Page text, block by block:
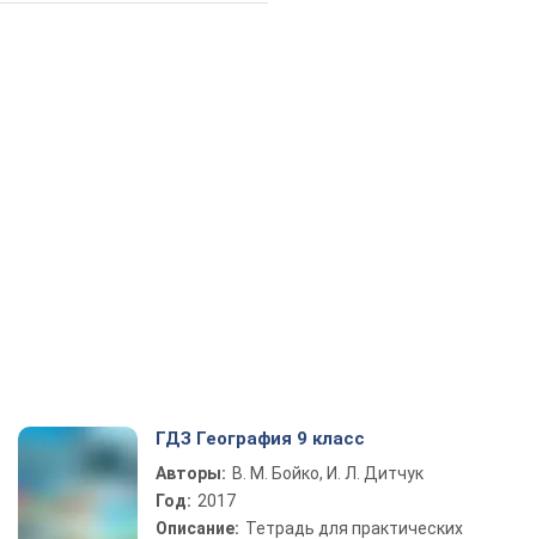
ГДЗ География 9 класс
Авторы: В. М. Бойко, И. Л. Дитчук
Год: 2017
Описание: Тетрадь для практических